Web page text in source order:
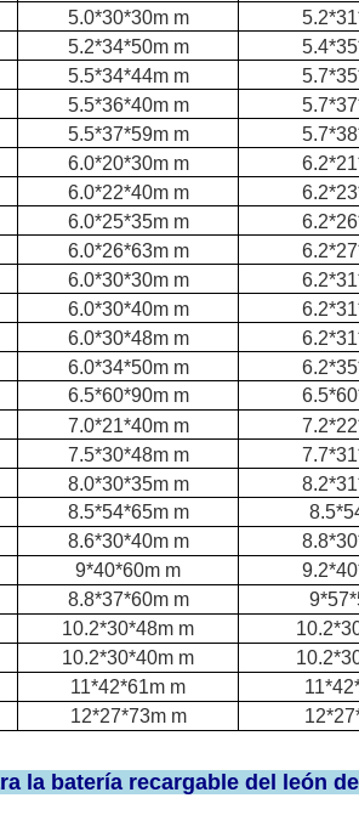
5.0*30*30m m
5.2*34*50m m
5.5*34*44m m
5.5*36*40m m
5.5*37*59m m
6.0*20*30m m
6.0*22*40m m
6.0*25*35m m
6.0*26*63m m
6.0*30*30m m
6.0*30*40m m
6.0*30*48m m
6.0*34*50m m
6.5*60*90m m
7.0*21*40m m
7.5*30*48m m
8.0*30*35m m
8.5*54*65m m
8.6*30*40m m
9*40*60m m
8.8*37*60m m
10.2*30*48m m
10.2*30*40m m
11*42*61m m
12*27*73m m
la batería recargable del león